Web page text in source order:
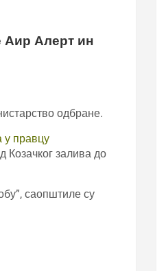
Аир Алерт ин
одбране.
у правцу
Козачког залива до
саопштиле су